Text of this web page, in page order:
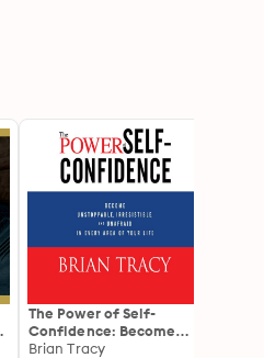
The Power of Self-
Confidence: Become
Unstoppable,
Brian Tracy